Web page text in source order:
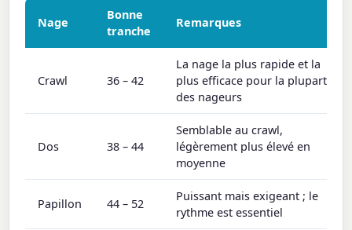
Nage
Bonne
tranche
Remarques
Crawl 36 – 42
La nage la plus rapide et la
plus efficace pour la plupart
des nageurs
Dos 38 – 44
Semblable au crawl,
légèrement plus élevé en
moyenne
Papillon 44 – 52
Puissant mais exigeant ; le
rythme est essentiel